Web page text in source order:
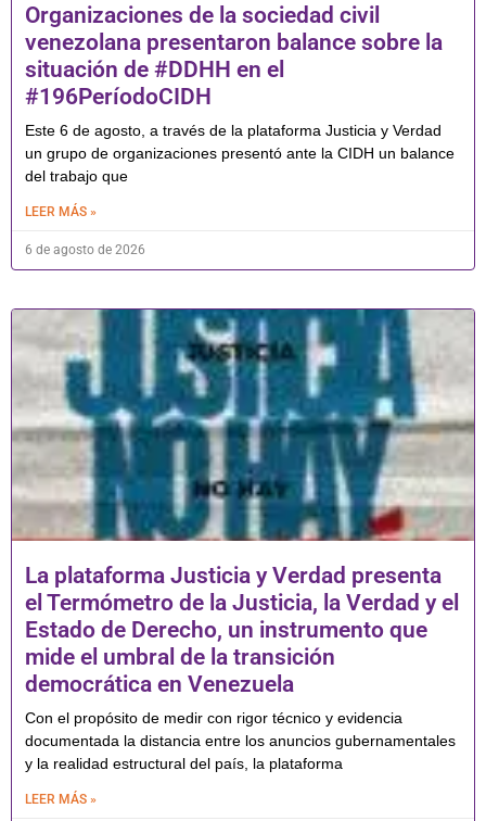
Organizaciones de la sociedad civil
venezolana presentaron balance sobre la
situación de #DDHH en el
#196PeríodoCIDH
Este 6 de agosto, a través de la plataforma Justicia y Verdad
un grupo de organizaciones presentó ante la CIDH un balance
del trabajo que
LEER MÁS »
6 de agosto de 2026
La plataforma Justicia y Verdad presenta
el Termómetro de la Justicia, la Verdad y el
Estado de Derecho, un instrumento que
mide el umbral de la transición
democrática en Venezuela
Con el propósito de medir con rigor técnico y evidencia
documentada la distancia entre los anuncios gubernamentales
y la realidad estructural del país, la plataforma
LEER MÁS »